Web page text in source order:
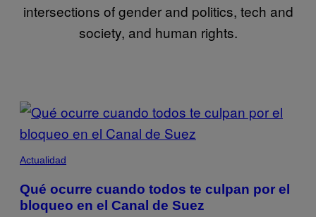
intersections of gender and politics, tech and
society, and human rights.
POSTS
BY
THIS
AUTHOR
Actualidad
Qué ocurre cuando todos te culpan por el
bloqueo en el Canal de Suez